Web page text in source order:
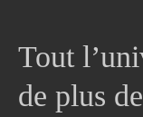
Tout
de plus